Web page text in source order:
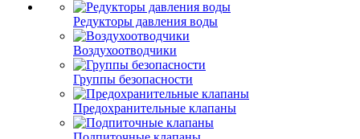
Редукторы давления воды
Воздухоотводчики
Группы безопасности
Предохранительные клапаны